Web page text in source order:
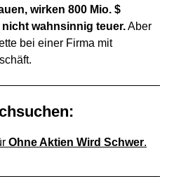
wirken 800 Mio. $
nicht wahnsinnig teuer.Aber
bei einer Firma mit
Ohne Aktien Wird Schwer.